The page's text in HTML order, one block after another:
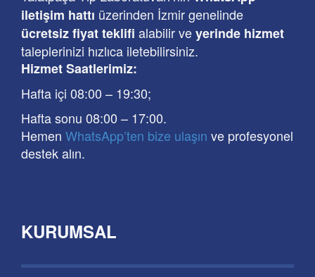
iletişim hattı üzerinden İzmir genelinde
ücretsiz fiyat teklifi alabilir veyerinde hizmet
taleplerinizi hızlıca iletebilirsiniz.
Hizmet Saatlerimiz:
Hafta içi 08:00 – 19:30;
Hafta sonu 08:00 – 17:00.
Hemen WhatsApp’ten bize ulaşın ve profesyonel
destek alın.
KURUMSAL